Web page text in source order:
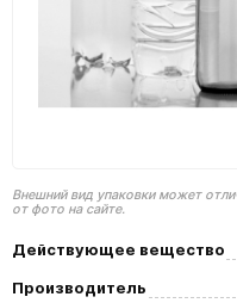
Внешний вид упаковки может
от фото на сайте.
Действующее вещество
Производитель